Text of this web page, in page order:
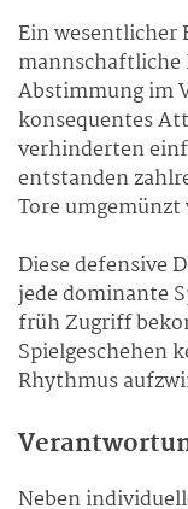
Ein wesentlicher
mannschaftliche
Abstimmung im
konsequentes
verhinderten
entstanden
Tore umgemünzt
Diese defensive
jede dominante
früh Zugriff
Spielgeschehen
Rhythmus
Neben